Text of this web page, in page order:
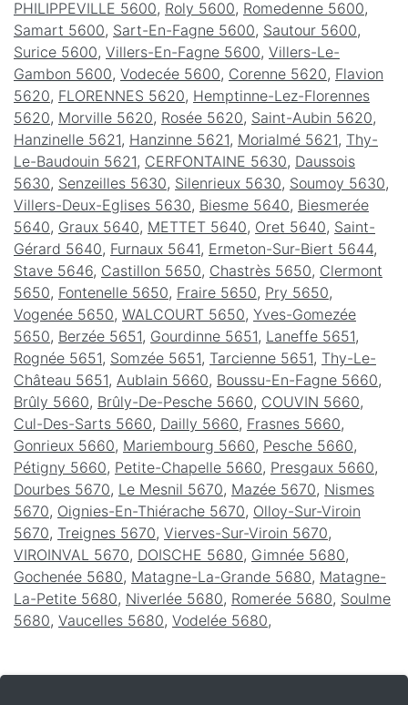
PHILIPPEVILLE 5600, Roly 5600, Romedenne 5600,
Samart 5600, Sart-En-Fagne 5600, Sautour 5600,
Surice 5600, Villers-En-Fagne 5600, Villers-Le-
Gambon 5600, Vodecée 5600, Corenne 5620, Flavion
5620, FLORENNES 5620, Hemptinne-Lez-Florennes
5620, Morville 5620, Rosée 5620, Saint-Aubin 5620,
Hanzinelle 5621, Hanzinne 5621, Morialmé 5621, Thy-
Le-Baudouin 5621, CERFONTAINE 5630, Daussois
5630, Senzeilles 5630, Silenrieux 5630, Soumoy 5630,
Villers-Deux-Eglises 5630, Biesme 5640, Biesmerée
5640, Graux 5640, METTET 5640, Oret 5640, Saint-
Gérard 5640, Furnaux 5641, Ermeton-Sur-Biert 5644,
Stave 5646, Castillon 5650, Chastrès 5650, Clermont
5650, Fontenelle 5650, Fraire 5650, Pry 5650,
Vogenée 5650, WALCOURT 5650, Yves-Gomezée
5650, Berzée 5651, Gourdinne 5651, Laneffe 5651,
Rognée 5651, Somzée 5651, Tarcienne 5651, Thy-Le-
Château 5651, Aublain 5660, Boussu-En-Fagne 5660,
Brûly 5660, Brûly-De-Pesche 5660, COUVIN 5660,
Cul-Des-Sarts 5660, Dailly 5660, Frasnes 5660,
Gonrieux 5660, Mariembourg 5660, Pesche 5660,
Pétigny 5660, Petite-Chapelle 5660, Presgaux 5660,
Dourbes 5670, Le Mesnil 5670, Mazée 5670, Nismes
5670, Oignies-En-Thiérache 5670, Olloy-Sur-Viroin
5670, Treignes 5670, Vierves-Sur-Viroin 5670,
VIROINVAL 5670, DOISCHE 5680, Gimnée 5680,
Gochenée 5680, Matagne-La-Grande 5680, Matagne-
La-Petite 5680, Niverlée 5680, Romerée 5680, Soulme
5680, Vaucelles 5680, Vodelée 5680,